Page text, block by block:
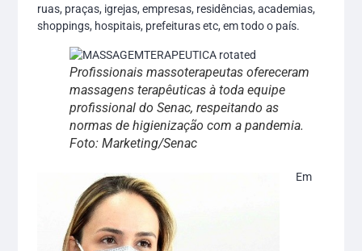
ruas, praças, igrejas, empresas, residências, academias,
shoppings, hospitais, prefeituras etc, em todo o país.
Profissionais massoterapeutas ofereceram
massagens terapêuticas à toda equipe
profissional do Senac, respeitando as
normas de higienização com a pandemia.
Foto: Marketing/Senac
Em